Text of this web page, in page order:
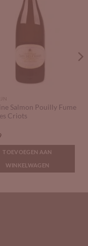
Salmon Pouilly Fume
Criots
TOEVOEGEN AAN
WINKELWAGEN